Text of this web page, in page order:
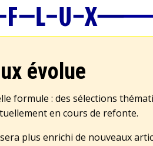
évolue
formule : des sélections
en cours de refonte.
plus enrichi de nouveaux